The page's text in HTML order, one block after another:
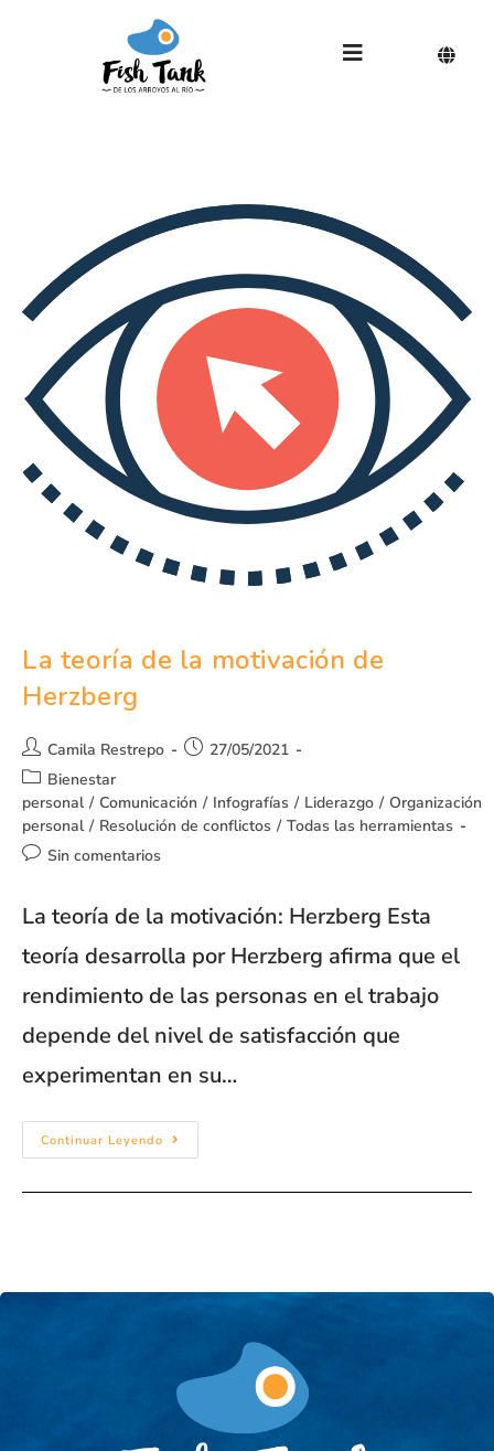
La teoría de la motivación de
Herzberg
Camila Restrepo
27/05/2021
Bienestar
personal / Comunicación / Infografías / Liderazgo / Organización
personal / Resolución de conflictos / Todas las herramientas
Sin comentarios
La teoría de la motivación: Herzberg Esta
teoría desarrolla por Herzberg afirma que el
rendimiento de las personas en el trabajo
depende del nivel de satisfacción que
experimentan en su…
Continuar Leyendo